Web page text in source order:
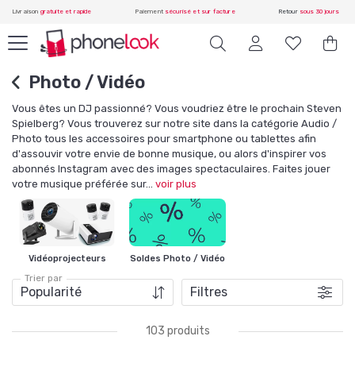
Livraison gratuite et rapide Paiement sécurisé et sur facture Retour sous 30 jours
Photo / Vidéo
Vous êtes un DJ passionné? Vous voudriez être le prochain Steven
Spielberg? Vous trouverez sur notre site dans la catégorie Audio /
Photo tous les accessoires pour smartphone ou tablettes afin
d'assouvir votre envie de bonne musique, ou alors d'inspirer vos
abonnés Instagram avec des images spectaculaires. Faites jouer
votre musique préférée sur... voir plus
Vidéoprojecteurs Soldes Photo / Vidéo
Trier par
Filtres
103 produits